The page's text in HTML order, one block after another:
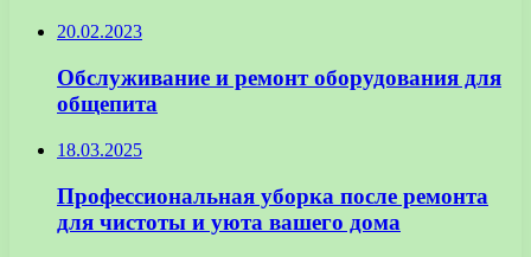
20.02.2023
Обслуживание и ремонт оборудования для
общепита
18.03.2025
Профессиональная уборка после ремонта
для чистоты и уюта вашего дома